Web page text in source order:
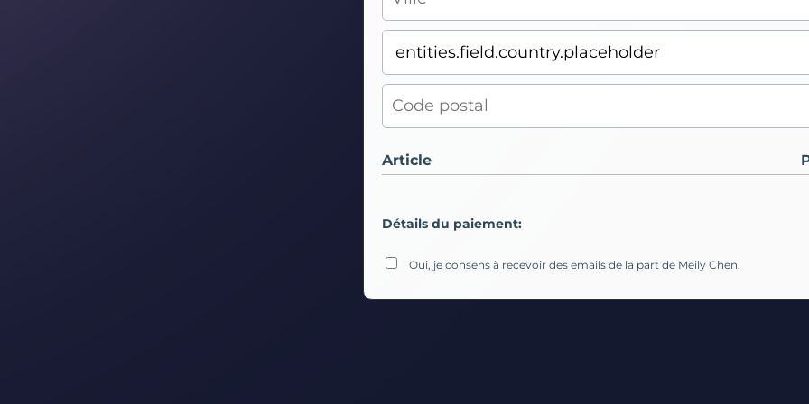
Article
Détails du paiement:
Oui, je consens à recevoir des emails de la part de Meily Chen.